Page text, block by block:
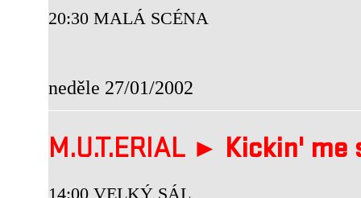
20:30 MALÁ SCÉNA
neděle 27/01/2002
M.U.T.ERIAL ► Kickin' me
14:00 VELKÝ SÁL